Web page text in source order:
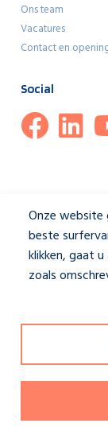
Ons team
Vacatures
Contact en
Social
Disclaimer &
toepassing.
Onze website
beste
klikken, gaat
zoals